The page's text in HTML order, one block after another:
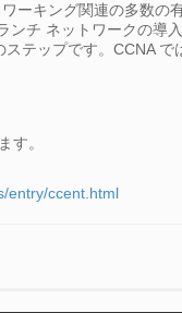
ーキング関連の多数
チ ネットワークの導
テップです。CCNA
す。
entry/ccent.html